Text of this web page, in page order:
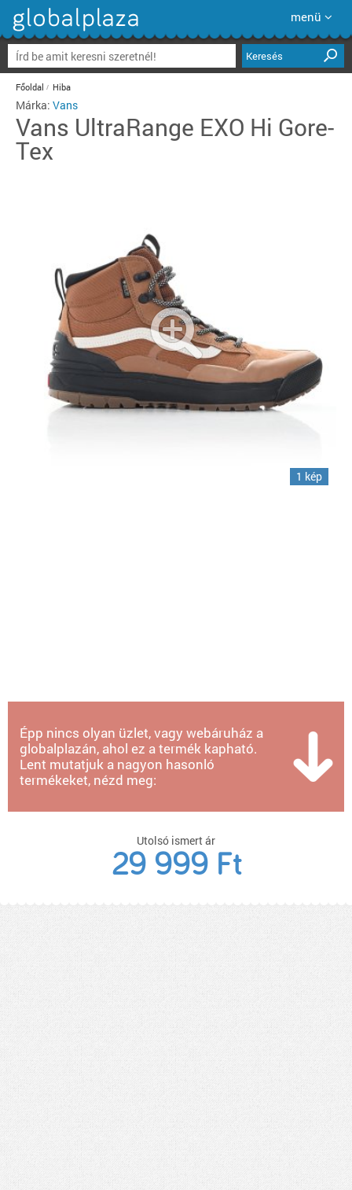
menü
Keresés
Főoldal Hiba
Márka: Vans
Vans UltraRange EXO Hi Gore-
Tex
1 kép
Épp nincs olyan üzlet, vagy webáruház a
globalplazán, ahol ez a termék kapható.
Lent mutatjuk a nagyon hasonló
termékeket, nézd meg:
Utolsó ismert ár
29 999 Ft